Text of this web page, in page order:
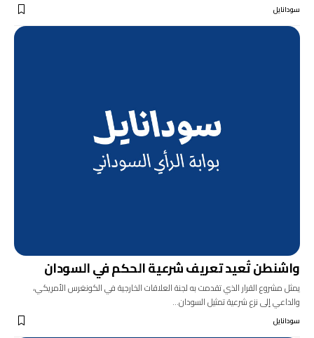
سودانايل
واشنطن تُعيد تعريف شرعية الحكم في السودان
يمثل مشروع القرار الذي تقدمت به لجنة العلاقات الخارجية في الكونغرس الأمريكي،
والداعي إلى نزع شرعية تمثيل السودان…
سودانايل